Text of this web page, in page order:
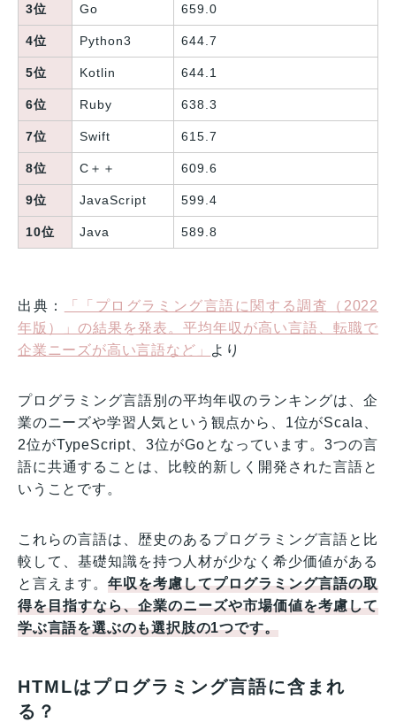
3位 Go 659.0
4位 Python3 644.7
5位 Kotlin 644.1
6位 Ruby 638.3
7位 Swift 615.7
8位 C＋＋ 609.6
9位 JavaScript 599.4
10位 Java 589.8
出典：
「「プログラミング言語に関する調査（2022
年版）」の結果を発表。平均年収が高い言語、転職で
企業ニーズが高い言語など」 より
プログラミング言語別の平均年収のランキングは、企
業のニーズや学習人気という観点から、1位がScala、
2位がTypeScript、3位がGoとなっています。3つの言
語に共通することは、比較的新しく開発された言語と
いうことです。
これらの言語は、歴史のあるプログラミング言語と比
較して、基礎知識を持つ人材が少なく希少価値がある
と言えます。年収を考慮してプログラミング言語の取
得を目指すなら、企業のニーズや市場価値を考慮して
学ぶ言語を選ぶのも選択肢の1つです。
HTMLはプログラミング言語に含まれ
る？